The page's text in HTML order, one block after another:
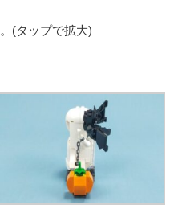
(タップで拡大)